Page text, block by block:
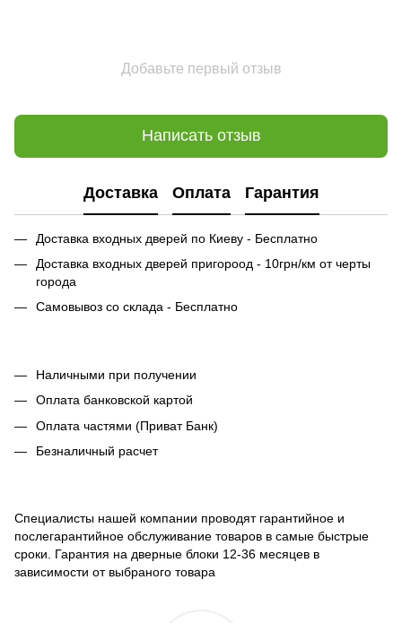
Добавьте первый отзыв
Написать отзыв
Доставка Оплата Гарантия
Доставка входных дверей по Киеву - Бесплатно
Доставка входных дверей пригороод - 10грн/км от черты
города
Самовывоз со склада - Бесплатно
Наличными при получении
Оплата банковской картой
Оплата частями (Приват Банк)
Безналичный расчет
Специалисты нашей компании проводят гарантийное и
послегарантийное обслуживание товаров в самые быстрые
сроки. Гарантия на дверные блоки 12-36 месяцев в
зависимости от выбраного товара